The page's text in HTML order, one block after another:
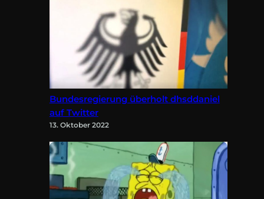
Bundesregierung überholt dhsddaniel
auf Twitter
13. Oktober 2022